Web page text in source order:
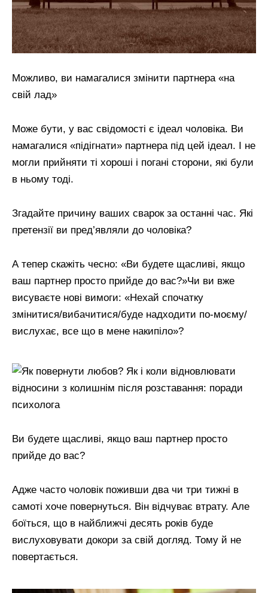
Можливо, ви намагалися змінити партнера «на
свій лад»
Може бути, у вас свідомості є ідеал чоловіка. Ви
намагалися «підігнати» партнера під цей ідеал. І не
могли прийняти ті хороші і погані сторони, які були
в ньому тоді.
Згадайте причину ваших сварок за останні час. Які
претензії ви пред’являли до чоловіка?
А тепер скажіть чесно: «Ви будете щасливі, якщо
ваш партнер просто прийде до вас?»Чи ви вже
висуваєте нові вимоги: «Нехай спочатку
змінитися/вибачитися/буде надходити по-моєму/
вислухає, все що в мене накипіло»?
Ви будете щасливі, якщо ваш партнер просто
прийде до вас?
Адже часто чоловік поживши два чи три тижні в
самоті хоче повернуться. Він відчуває втрату. Але
боїться, що в найближчі десять років буде
вислуховувати докори за свій догляд. Тому й не
повертається.